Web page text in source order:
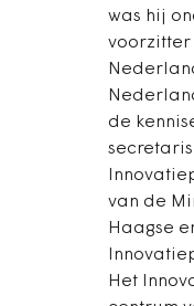
was hij
voorzitter
de
van de
Haagse
Het